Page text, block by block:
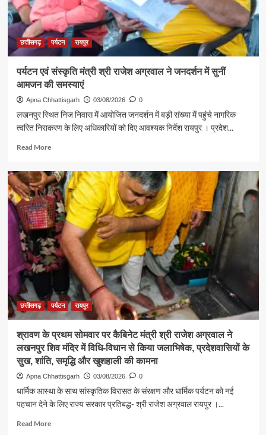
गजेंद्र
यादव
ने
की
छत्तीसगढ़ पर्यटन रायपुर
पर्यटन एवं संस्कृति मंत्री श्री राजेश अग्रवाल ने जनदर्शन में सुनीं
आमजन की समस्याएं
Apna Chhattisgarh 03/08/2026 0
लखनपुर स्थित निज निवास में आयोजित जनदर्शन में बड़ी संख्या में पहुंचे नागरिक
त्वरित निराकरण के लिए अधिकारियों को दिए आवश्यक निर्देश रायपुर । प्रदेश...
Read MoreRead
पर्यटन
एवं
संस्कृति
मंत्री
श्री
राजेश
अग्रवाल
ने
जनदर्शन
सुनीं
आमजन
की
छत्तीसगढ़ पर्यटन रायपुर
श्रावण के प्रथम सोमवार पर कैबिनेट मंत्री श्री राजेश अग्रवाल ने
लखनपुर शिव मंदिर में विधि-विधान से किया जलाभिषेक, प्रदेशवासियों के
सुख, शांति, समृद्धि और खुशहाली की कामना
Apna Chhattisgarh 03/08/2026 0
धार्मिक आस्था के साथ सांस्कृतिक विरासत के संरक्षण और धार्मिक पर्यटन को नई
पहचान देने के लिए राज्य सरकार प्रतिबद्ध- श्री राजेश अग्रवाल रायपुर ।...
Read MoreRead